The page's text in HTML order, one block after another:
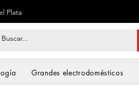
Plata
Grandes electrodomésticos